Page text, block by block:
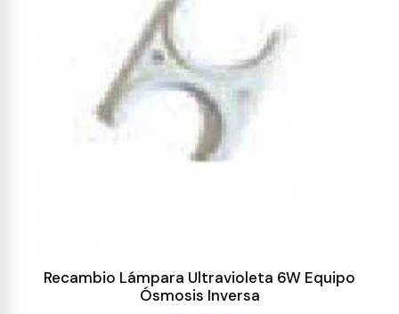
Recambio Lámpara Ultravioleta 6W Equipo
Ósmosis Inversa